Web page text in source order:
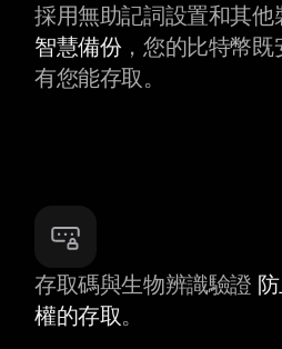
採用無助記詞設置和其他
智慧備份，您的比特幣既
有您能存取。
存取碼與生物辨識驗證
權的存取。